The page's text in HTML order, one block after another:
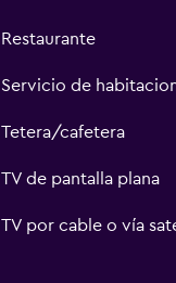
Restaurante
Servicio de
Tetera/cafetera
TV de pantalla plana
TV por cable o vía